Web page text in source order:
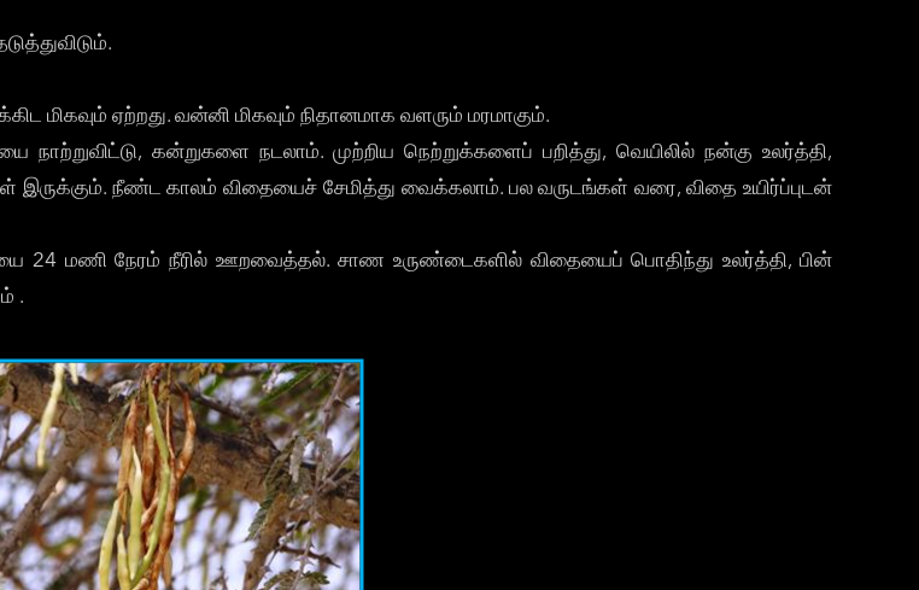
மிகவும் ஏற்றது. வன்னி மிகவும் நிதானமாக வளரும் மரமாகும்.
கன்றுகளை நடலாம். முற்றிய நெற்றுக்களைப் பறித்து, வெயிலில் நன்கு உலர்த்தி,
இருக்கும். நீண்ட காலம் விதையைச் சேமித்து வைக்கலாம். பல வருடங்கள் வரை, விதை உயிர்ப்புடன்
24 மணி நேரம் நீரில் ஊறவைத்தல். சாண உருண்டைகளில் விதையைப் பொதிந்து உலர்த்தி, பின்
.